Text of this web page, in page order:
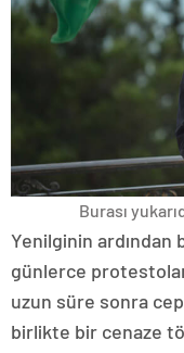
Burası
Yenilginin ardından
günlerce
uzun süre sonra
birlikte bir cenaze